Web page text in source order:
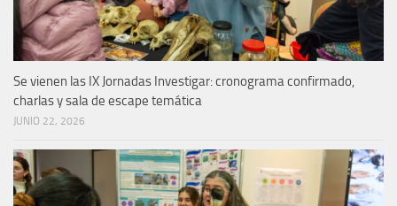
Se vienen las IX Jornadas Investigar: cronograma confirmado,
charlas y sala de escape temática
JUNIO 22, 2026